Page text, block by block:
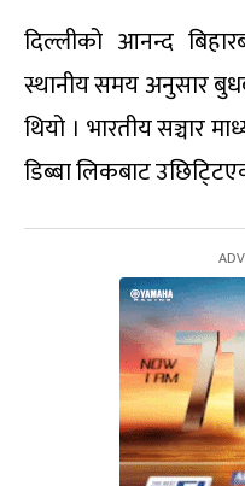
दिल्लीको आनन्द
स्थानीय समय अनुसार
थियो । भारतीय सञ्चार
डिब्बा लिकबाट